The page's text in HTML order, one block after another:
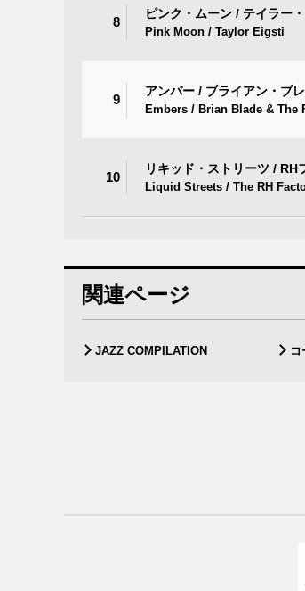
8
ピンク・ムーン / テイラー
Pink Moon / Taylor Eigsti
9
アンバー / ブライアン・ブ
Embers / Brian Blade & The
10
リキッド・ストリーツ / RH
Liquid Streets / The RH
関連ページ
JAZZ COMPILATION